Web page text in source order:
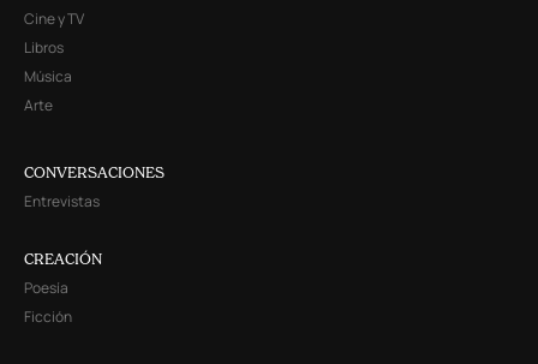
Cine y TV
Libros
Música
Arte
CONVERSACIONES
Entrevistas
CREACIÓN
Poesía
Ficción